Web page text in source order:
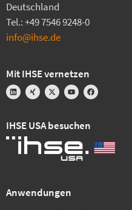
Deutschland
Tel.: +49 7546 9248-0
info@ihse.de
Mit IHSE vernetzen
IHSE USA besuchen
Anwendungen